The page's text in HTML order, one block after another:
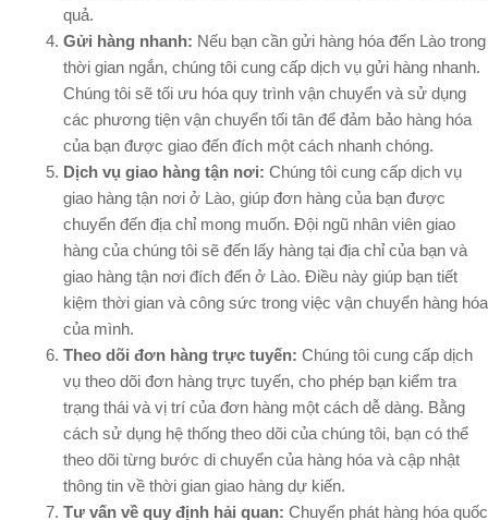
quả.
Gửi hàng nhanh: Nếu bạn cần gửi hàng hóa đến Lào trong
thời gian ngắn, chúng tôi cung cấp dịch vụ gửi hàng nhanh.
Chúng tôi sẽ tối ưu hóa quy trình vận chuyển và sử dụng
các phương tiện vận chuyển tối tân để đảm bảo hàng hóa
của bạn được giao đến đích một cách nhanh chóng.
Dịch vụ giao hàng tận nơi: Chúng tôi cung cấp dịch vụ
giao hàng tận nơi ở Lào, giúp đơn hàng của bạn được
chuyển đến địa chỉ mong muốn. Đội ngũ nhân viên giao
hàng của chúng tôi sẽ đến lấy hàng tại địa chỉ của bạn và
giao hàng tận nơi đích đến ở Lào. Điều này giúp bạn tiết
kiệm thời gian và công sức trong việc vận chuyển hàng hóa
của mình.
Theo dõi đơn hàng trực tuyến: Chúng tôi cung cấp dịch
vụ theo dõi đơn hàng trực tuyến, cho phép bạn kiểm tra
trạng thái và vị trí của đơn hàng một cách dễ dàng. Bằng
cách sử dụng hệ thống theo dõi của chúng tôi, bạn có thể
theo dõi từng bước di chuyển của hàng hóa và cập nhật
thông tin về thời gian giao hàng dự kiến.
Tư vấn về quy định hải quan: Chuyển phát hàng hóa quốc